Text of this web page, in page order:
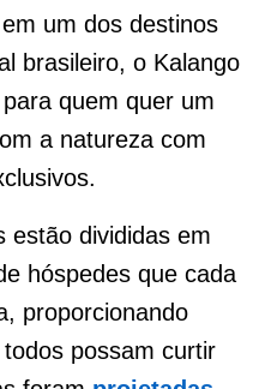
um dos destinos
brasileiro, o Kalango
quem quer um
a natureza com
estão divididas em
hóspedes que cada
proporcionando
possam curtir